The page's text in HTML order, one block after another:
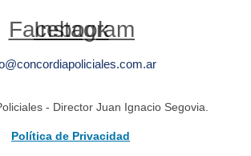
Facebook
Instagram
- Director Juan Ignacio Segovia.
Política de Privacidad